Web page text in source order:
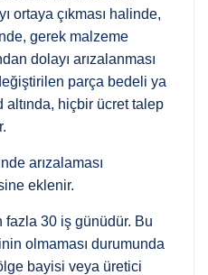
ortaya çıkması halinde,
gerek malzeme
dolayı arızalanması
parça bedeli ya
hiçbir ücret talep
arızalaması
eklenir.
fazla 30 iş günüdür. Bu
olmaması durumunda
bayisi veya üretici